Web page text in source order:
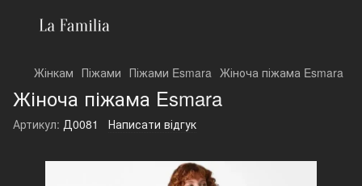
Жінкам Піжами Піжами Esmara Жіноча піжама Esmara
Жіноча піжама Esmara
Артикул: Д0081 Написати відгук